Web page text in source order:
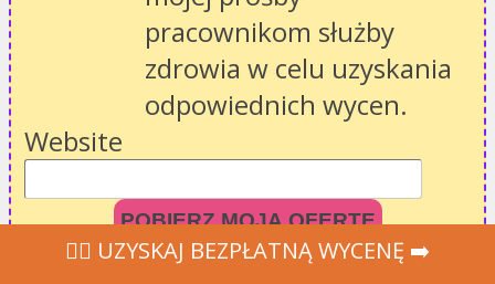
pracownikom służby
zdrowia w celu uzyskania
odpowiednich wycen.
Website
POBIERZ MOJĄ OFERTĘ
‍👩‍⚕ UZYSKAJ BEZPŁATNĄ WYCENĘ ➡️